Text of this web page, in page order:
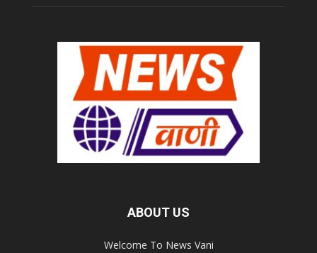
ABOUT US
Welcome To News Vani